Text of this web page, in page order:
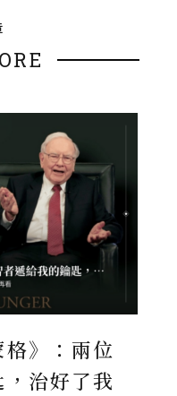
格》：兩位
治好了我